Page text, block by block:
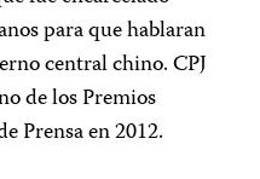
para que hablaran
central chino. CPJ
de los Premios
Prensa en 2012.